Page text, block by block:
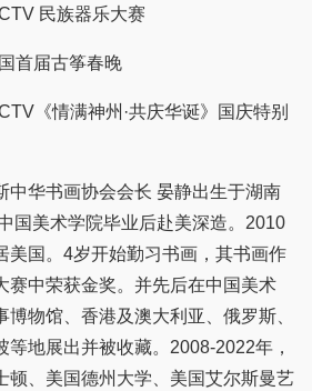
民族器乐大赛
届古筝春晚
满神州·共庆华诞》国庆特别
华书画协会会长 晏静出生于湖南
国美术学院毕业后赴美深造。2010
美国。4岁开始勤习书画，其书画作
赛中荣获金奖。并先后在中国美术
物馆、香港及澳大利亚、俄罗斯、
等地展出并被收藏。2008-2022年，
顿、美国德州大学、美国艾尔斯曼艺